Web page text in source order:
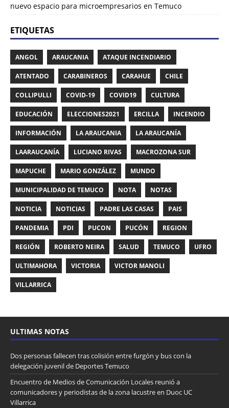
nuevo espacio para microempresarios en Temuco
ETIQUETAS
ANGOL ARAUCANIA ATAQUE INCENDIARIO
ATENTADO CARABINEROS CARAHUE CHILE
COLLIPULLI COVID-19 COVID19 CULTURA
EDUCACIÓN ELECCIONES2021 ERCILLA INCENDIO
INFORMACIÓN LA ARAUCANIA LA ARAUCANÍA
LAARAUCANÍA LUCIANO RIVAS MACROZONA SUR
MAPUCHE MARIO GONZÁLEZ MUNDO
MUNICIPALIDAD DE TEMUCO NOTA NOTAS
NOTICIA NOTICIAS PADRE LAS CASAS PAIS
PANDEMIA PDI PUCON PUCÓN REGION
REGIÓN ROBERTO NEIRA SALUD TEMUCO UFRO
ULTIMAHORA VICTORIA VICTOR MANOLI
VILLARRICA
ULTIMAS NOTAS
Dos personas fallecen tras colisión entre furgón y bus con la
delegación juvenil de Deportes Temuco
Encuentro de Medios de Comunicación Locales reunió a
comunicadores y periodistas de la zona lacustre en Duoc UC
Villarrica